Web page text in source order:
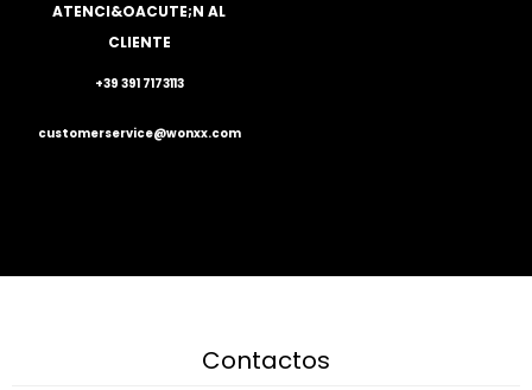
ATENCI&OACUTE;N AL
CLIENTE
+39 391 7173113
customerservice@wonxx.com
Contactos